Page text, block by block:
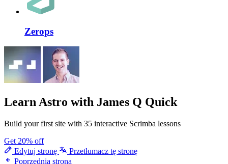
Zerops
Learn Astro with James Q Quick
Build your first site with 35 interactive Scrimba lessons
Get 20% off
Edytuj stronę
Przetłumacz tę stronę
Poprzednia strona